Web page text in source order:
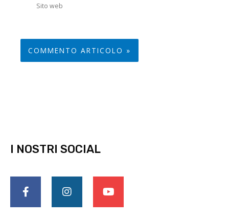
web
I NOSTRI SOCIAL
a
c
e
b
n
s
a
o
u
u